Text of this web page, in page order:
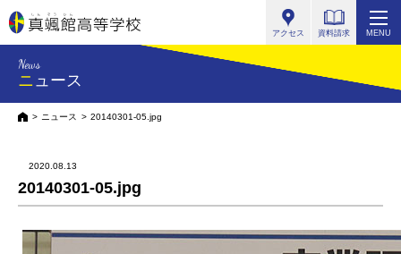
アクセス 資料請求 MENU
News
ニュース
HOMEニュース 20140301-05.jpg
2020.08.13
20140301-05.jpg